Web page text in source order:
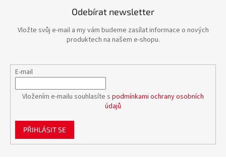
Odebírat newsletter
Vložte svůj e-mail a my vám budeme zasílat informace o nových
produktech na našem e-shopu.
E-mail
Vložením e-mailu souhlasíte s podmínkami ochrany osobních
údajů
PŘIHLÁSIT SE